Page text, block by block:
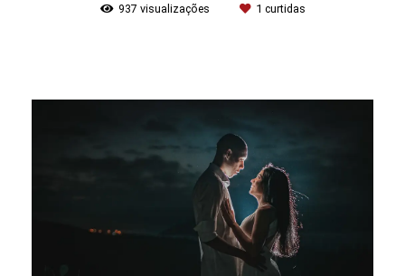
937 visualizações 1 curtidas